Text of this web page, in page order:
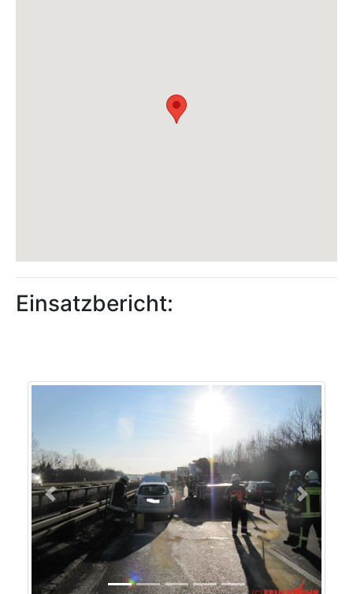
Einsatzbericht:
Previous Next